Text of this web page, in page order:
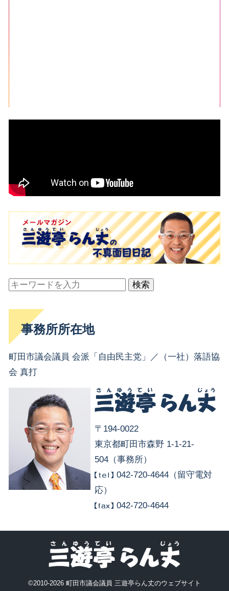
検索
事務所所在地
町田市議会議員 会派「自由民主党」／（一社）落語協
会 真打
〒194-0022
東京都町田市森野 1-1-21-
504（事務所）
042-720-4644（留守電対
応）
042-720-4644
©2010-2026 町田市議会議員 三遊亭らん丈のウェブサイト